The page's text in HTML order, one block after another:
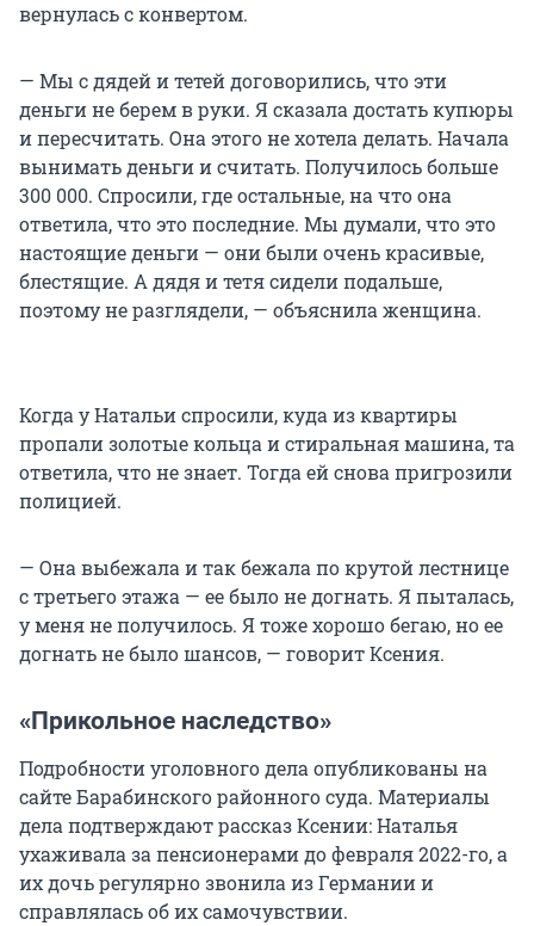
вернулась с конвертом.
— Мы с дядей и тетей договорились, что эти
деньги не берем в руки. Я сказала достать купюры
и пересчитать. Она этого не хотела делать. Начала
вынимать деньги и считать. Получилось больше
300 000. Спросили, где остальные, на что она
ответила, что это последние. Мы думали, что это
настоящие деньги — они были очень красивые,
блестящие. А дядя и тетя сидели подальше,
поэтому не разглядели, — объяснила женщина.
Когда у Натальи спросили, куда из квартиры
пропали золотые кольца и стиральная машина, та
ответила, что не знает. Тогда ей снова пригрозили
полицией.
— Она выбежала и так бежала по крутой лестнице
с третьего этажа — ее было не догнать. Я пыталась,
у меня не получилось. Я тоже хорошо бегаю, но ее
догнать не было шансов, — говорит Ксения.
«Прикольное наследство»
Подробности уголовного дела опубликованы на
сайте Барабинского районного суда. Материалы
дела подтверждают рассказ Ксении: Наталья
ухаживала за пенсионерами до февраля 2022-го, а
их дочь регулярно звонила из Германии и
справлялась об их самочувствии.